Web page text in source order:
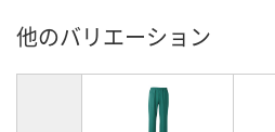
他のバリエーション